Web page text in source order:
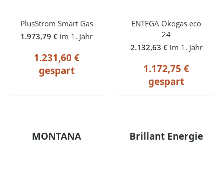
PlusStrom Smart Gas
1.973,79 € im 1. Jahr
1.231,60 €
gespart
ENTEGA Ökogas eco
24
2.132,63 € im 1. Jahr
1.172,75 €
gespart
MONTANA Brillant Energie